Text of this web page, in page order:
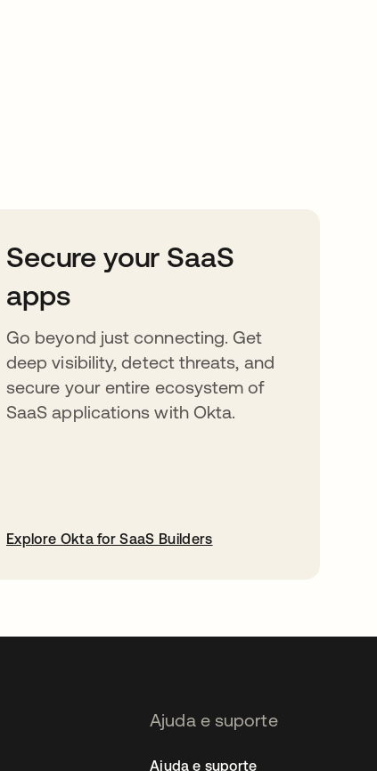
Secure your SaaS
apps
Go beyond just connecting. Get
deep visibility, detect threats, and
secure your entire ecosystem of
SaaS applications with Okta.
Explore Okta for SaaS Builders
Ajuda e suporte
Ajuda e suporte